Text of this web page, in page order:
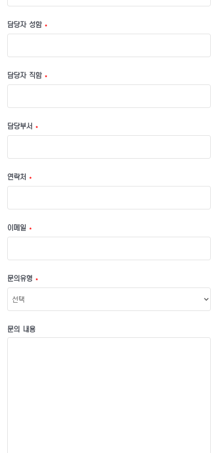
담당자 성함 *
담당자 직함 *
담당부서 *
연락처 *
이메일 *
문의유형 *
문의 내용